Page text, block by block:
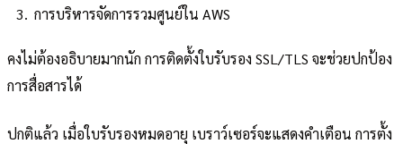
การบริหารจัดการรวมศูนย์ใน AWS
คงไม่ต้องอธิบายมากนัก การติดตั้งใบรับรอง SSL/TLS จะช่วยปกป้อง
การสื่อสารได้
ปกติแล้ว เมื่อใบรับรองหมดอายุ เบราว์เซอร์จะแสดงคำเตือน การตั้ง